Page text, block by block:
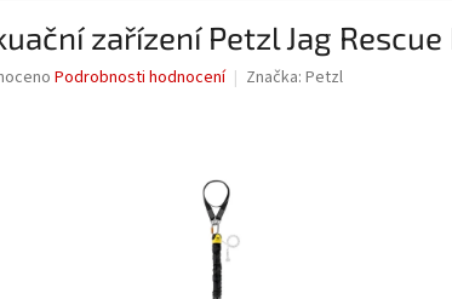
zařízení Petzl Jag
Podrobnosti hodnocení Značka: Petzl